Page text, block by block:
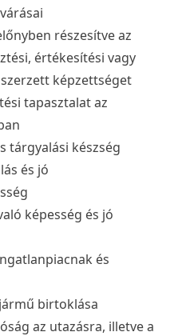
részesítve az
értékesítési vagy
képzettséget
tapasztalat az
tárgyalási készség
és jó
képesség és jó
és
birtoklása
az utazásra, illetve a